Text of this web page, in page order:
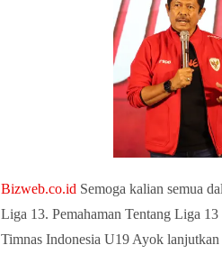
Bizweb.co.id Semoga kalian semua
Liga 13. Pemahaman Tentang Liga
Timnas Indonesia U19 Ayok